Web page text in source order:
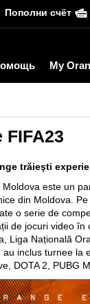
Пополни счёт
My
trăieşti
Moldova este un
din Moldova.
o serie de
de jocuri video în
Liga Națională
au inclus turnee la
DOTA 2, PUBG